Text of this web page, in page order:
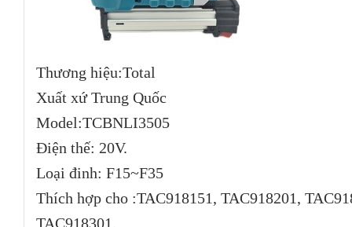
Thương hiệu:Total
Xuất xứ Trung Quốc
Model:TCBNLI3505
Điện thế: 20V.
Loại đinh: F15~F35
Thích hợp cho :TAC918151, TAC918201,
TAC918301.